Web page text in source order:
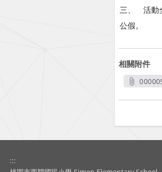
三、 活動
公假。
相關附件
:::